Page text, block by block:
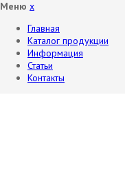
Меню x
Главная
Каталог продукции
Информация
Статьи
Контакты